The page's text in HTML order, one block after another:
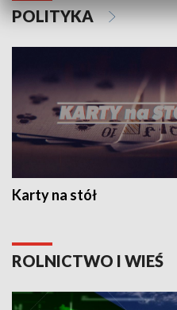
POLITYKA
Karty na stół
ROLNICTWO I WIEŚ